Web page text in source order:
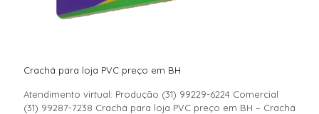
Crachá para loja PVC preço em BH
Atendimento virtual: Produção (31) 99229-6224 Comercial
(31) 99287-7238 Crachá para loja PVC preço em BH – Crachá